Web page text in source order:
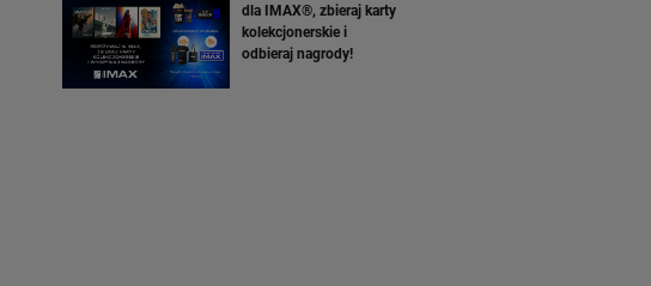
dla IMAX®, zbieraj karty
kolekcjonerskie i
odbieraj nagrody!